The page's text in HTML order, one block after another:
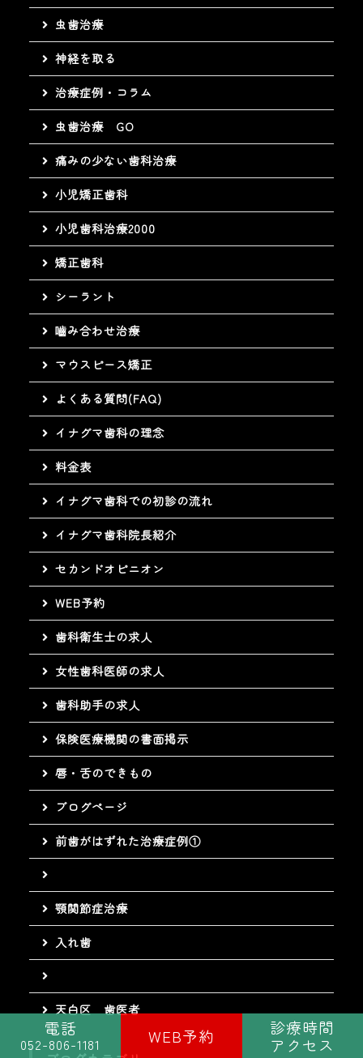
電話
052-806-1181 WEB予約
診療時間
アクセス
虫歯治療
神経を取る
治療症例・コラム
虫歯治療 GO
痛みの少ない歯科治療
小児矯正歯科
小児歯科治療2000
矯正歯科
シーラント
嚙み合わせ治療
マウスピース矯正
よくある質問(FAQ)
イナグマ歯科の理念
料金表
イナグマ歯科での初診の流れ
イナグマ歯科院長紹介
セカンドオピニオン
WEB予約
歯科衛生士の求人
女性歯科医師の求人
歯科助手の求人
保険医療機関の書面掲示
唇・舌のできもの
ブログページ
前歯がはずれた治療症例①
顎関節症治療
入れ歯
天白区 歯医者